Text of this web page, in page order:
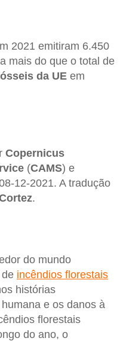
2021 emitiram 6.450
mais do que o total de
da UE em
Copernicus
(CAMS) e
12-2021. A tradução
.
do mundo
incêndios florestais
histórias
e os danos à
florestais
do ano, o